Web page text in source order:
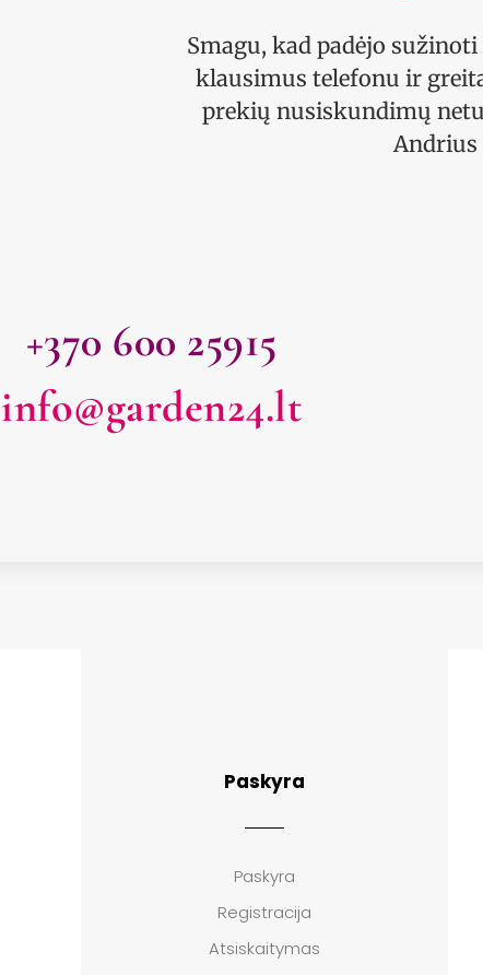
Smagu, kad padėjo
klausimus telefonu ir
prekių nusiskundimų
Andrius
+370 600 25915
info@garden24.lt
Paskyra
Paskyra
Registracija
Atsiskaitymas